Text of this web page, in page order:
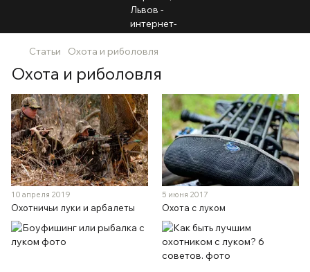
Статьи Охота и риболовля
Охота и риболовля
10 апреля 2019
Охотничьи луки и арбалеты
5 июня 2017
Охота с луком